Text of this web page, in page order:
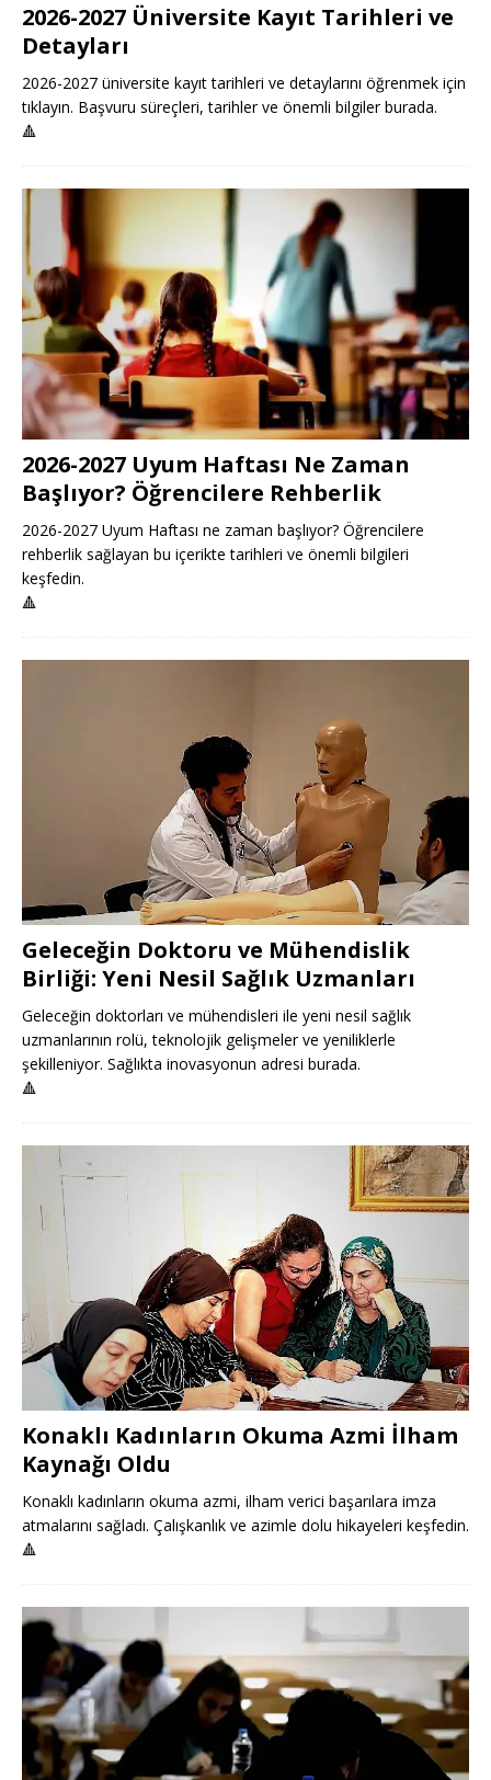
2026-2027 Üniversite Kayıt Tarihleri ve
Detayları
2026-2027 üniversite kayıt tarihleri ve detaylarını öğrenmek için
tıklayın. Başvuru süreçleri, tarihler ve önemli bilgiler burada.
🔺
2026-2027 Uyum Haftası Ne Zaman
Başlıyor? Öğrencilere Rehberlik
2026-2027 Uyum Haftası ne zaman başlıyor? Öğrencilere
rehberlik sağlayan bu içerikte tarihleri ve önemli bilgileri
keşfedin.
🔺
Geleceğin Doktoru ve Mühendislik
Birliği: Yeni Nesil Sağlık Uzmanları
Geleceğin doktorları ve mühendisleri ile yeni nesil sağlık
uzmanlarının rolü, teknolojik gelişmeler ve yeniliklerle
şekilleniyor. Sağlıkta inovasyonun adresi burada.
🔺
Konaklı Kadınların Okuma Azmi İlham
Kaynağı Oldu
Konaklı kadınların okuma azmi, ilham verici başarılara imza
atmalarını sağladı. Çalışkanlık ve azimle dolu hikayeleri keşfedin.
🔺